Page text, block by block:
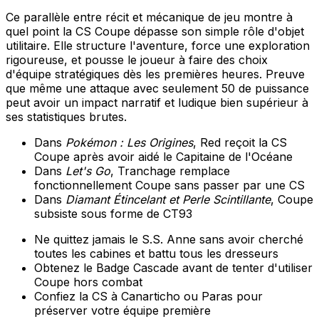
Ce parallèle entre récit et mécanique de jeu montre à
quel point la CS Coupe dépasse son simple rôle d'objet
utilitaire. Elle structure l'aventure, force une exploration
rigoureuse, et pousse le joueur à faire des choix
d'équipe stratégiques dès les premières heures. Preuve
que même une attaque avec seulement 50 de puissance
peut avoir un impact narratif et ludique bien supérieur à
ses statistiques brutes.
Dans Pokémon : Les Origines, Red reçoit la CS
Coupe après avoir aidé le Capitaine de l'Océane
Dans Let's Go, Tranchage remplace
fonctionnellement Coupe sans passer par une CS
Dans Diamant Étincelant et Perle Scintillante, Coupe
subsiste sous forme de CT93
Ne quittez jamais le S.S. Anne sans avoir cherché
toutes les cabines et battu tous les dresseurs
Obtenez le Badge Cascade avant de tenter d'utiliser
Coupe hors combat
Confiez la CS à Canarticho ou Paras pour
préserver votre équipe première